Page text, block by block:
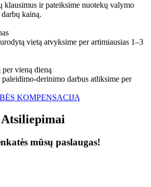
klausimus ir pateiksime nuotekų valymo
kainą.
vietą atvyksime per artimiausias 1–3
vieną dieną
derinimo darbus atliksime per
KOMPENSACIJĄ
Atsiliepimai
mūsų paslaugas!